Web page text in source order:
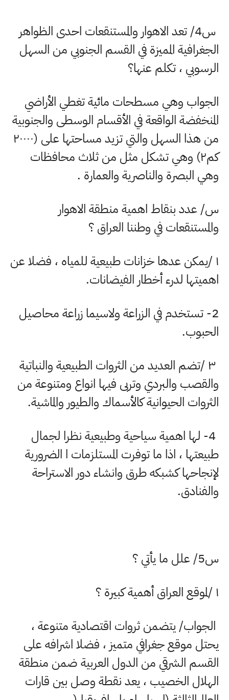
س4/ تعد الاهوار والمستنقعات احدى الظواهر
الجغرافية المميزة في القسم الجنوبي من السهل
الرسوبي ، تكلم عنها؟
الجواب وهي مسطحات مائية تغطي الأراضي
المنخفضة الواقعة في الأقسام الوسطى والجنوبية
من هذا السهل والتي تزيد مساحتها على (۲۰۰۰۰
کم۲) وهي تشكل مثل من ثلاث محافظات
وهي البصرة والناصرية والعمارة .
س/ عدد بنقاط اهمية منطقة الاهوار
والمستنقعات في وطننا العراق ؟
۱ /يمكن عدها خزانات طبيعية للمياه ، فضلا عن
اهميتها لدرء أخطار الفيضانات.
2- تستخدم في الزراعة ولاسيما زراعة محاصيل
الحبوب.
۳ /تضم العديد من الثروات الطبيعية والنباتية
والقصب والبردي وتربى فيها انواع ومتنوعة من
الثروات الحيوانية كالأسماك والطيور والماشية.
4- لها اهمية سياحية وطبيعية نظرا لجمال
طبيعتها ، اذا ما توفرت المستلزمات ا الضرورية
لإنجاحها كشبکه طرق وانشاء دور الاستراحة
والفنادق.
س5/ علل ما يأتي ؟
۱ /لموقع العراق أهمية كبيرة ؟
الجواب/ يتضمن ثروات اقتصادية متنوعة ،
يحتل موقع جغرافي متميز ، فضلا اشرافه على
القسم الشرقي من الدول العربية ضمن منطقة
الهلال الخصيب ، يعد نقطة وصل بين قارات